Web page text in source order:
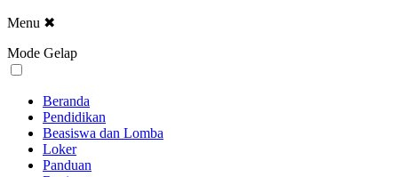
Menu ✖
Mode Gelap
Beranda
Pendidikan
Beasiswa dan Lomba
Loker
Panduan